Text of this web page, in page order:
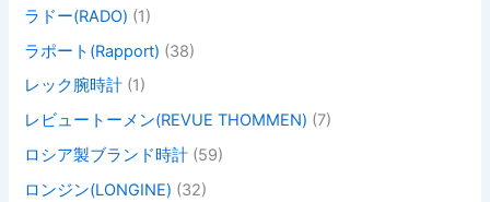
ラドー(RADO) (1)
ラポート(Rapport) (38)
レック腕時計 (1)
レビュートーメン(REVUE THOMMEN) (7)
ロシア製ブランド時計 (59)
ロンジン(LONGINE) (32)